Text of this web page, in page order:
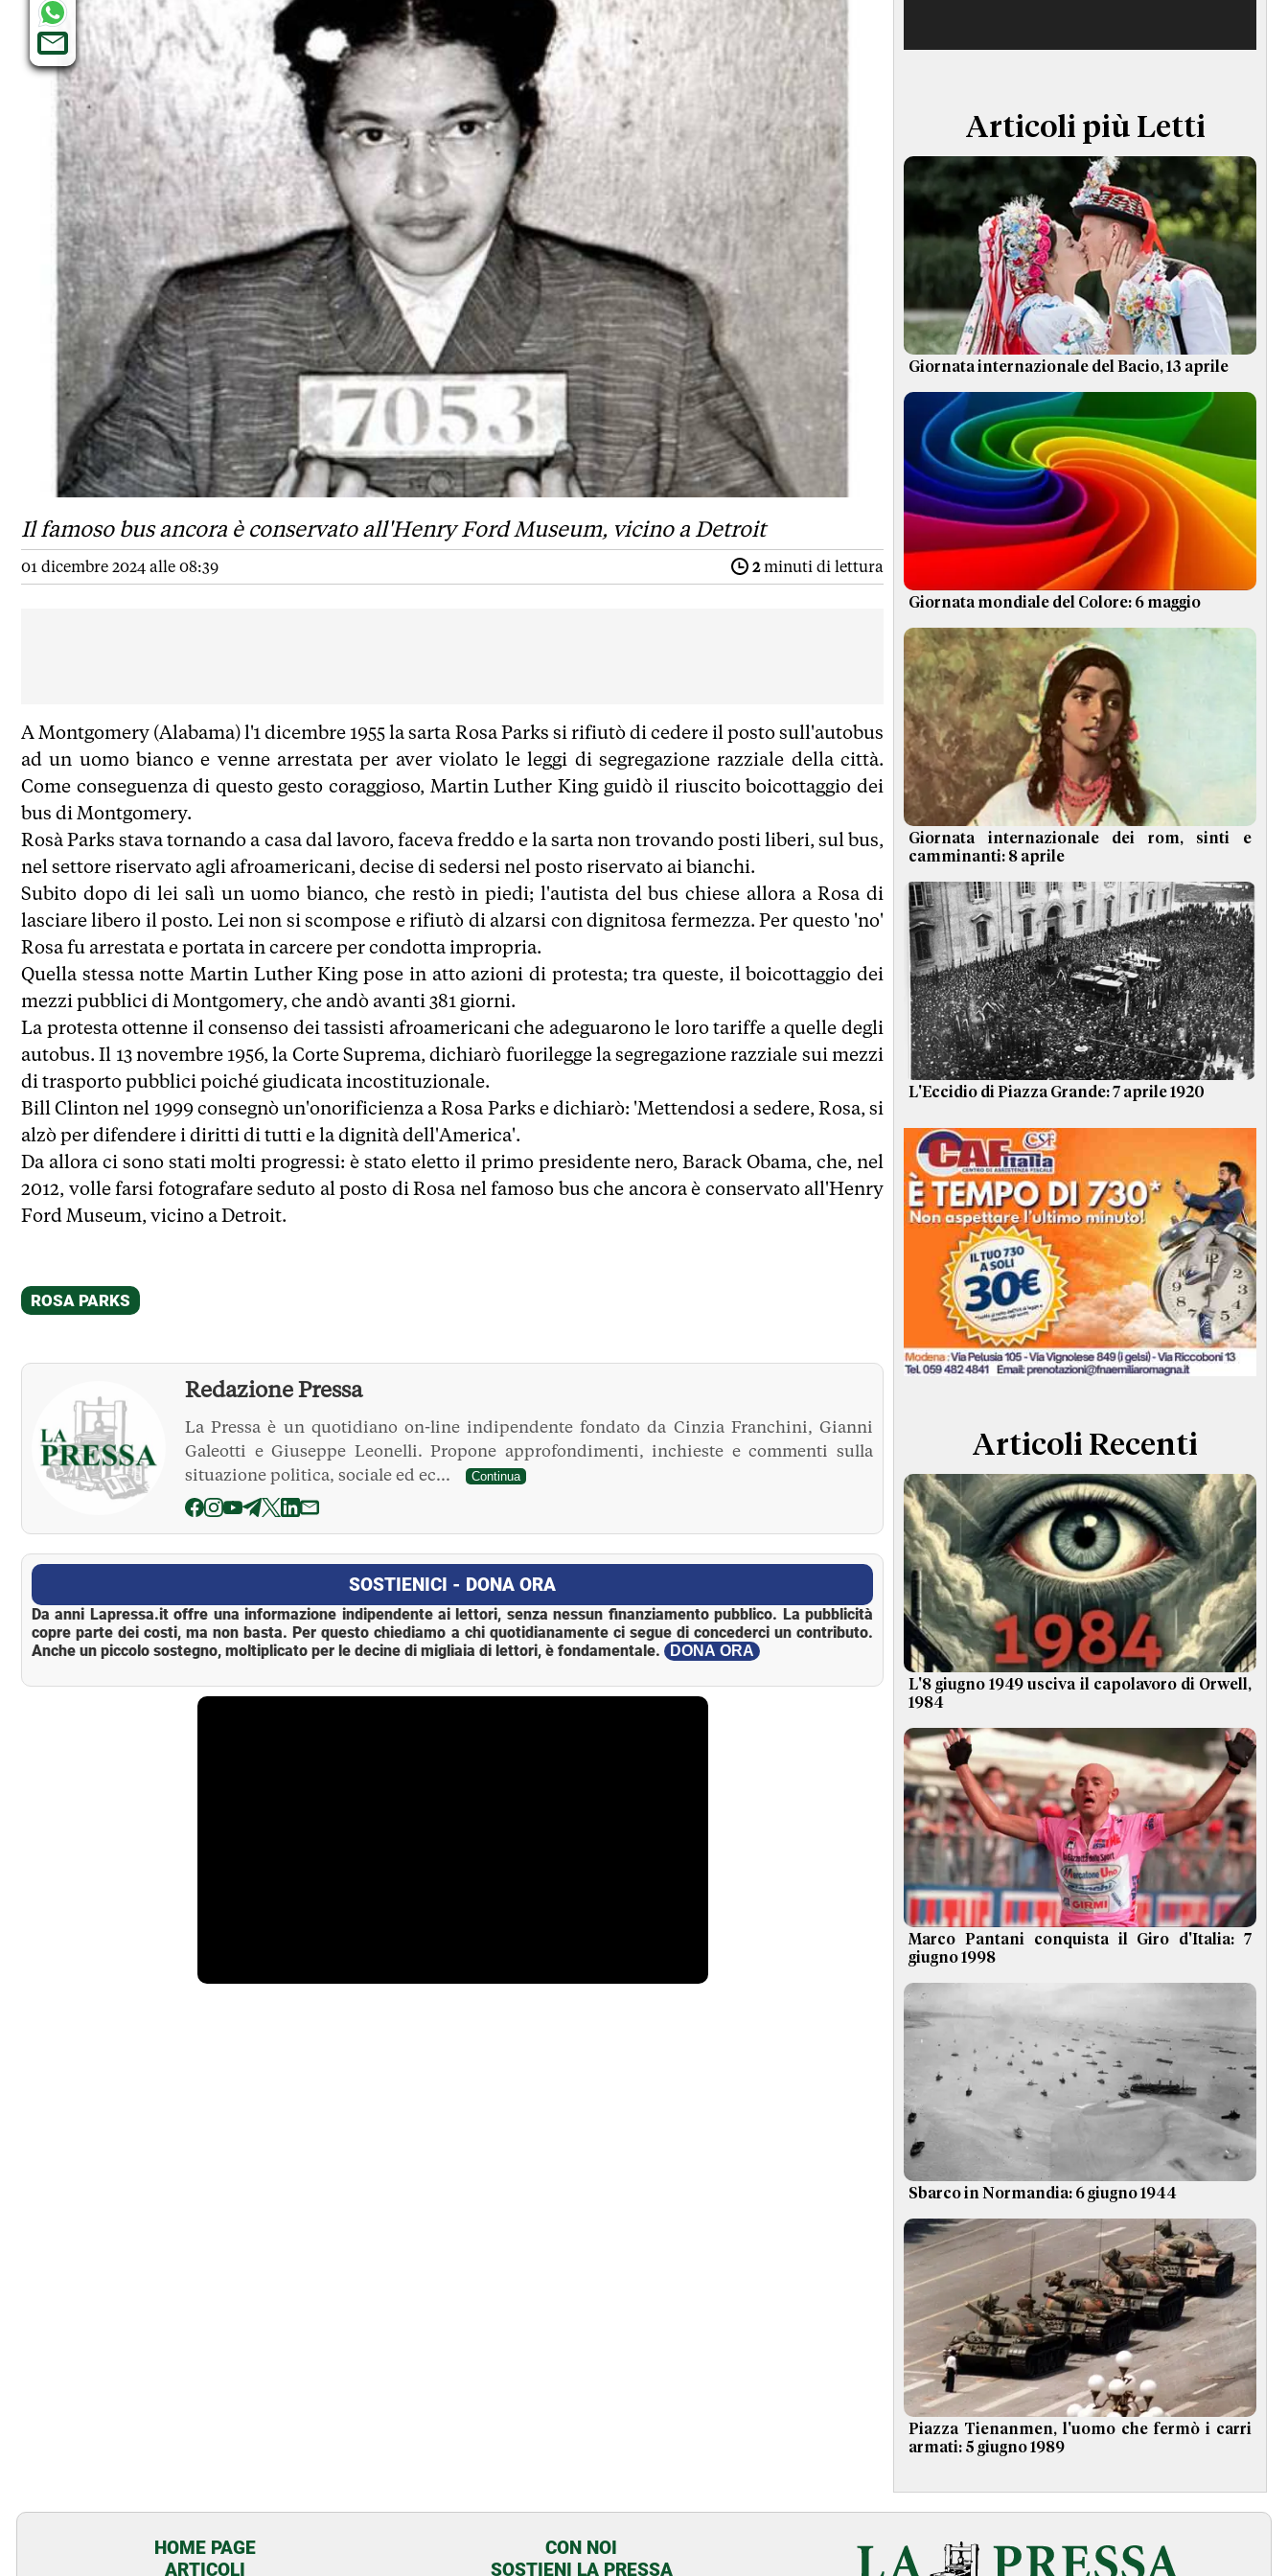
Il famoso bus ancora è conservato all'Henry Ford Museum, vicino a Detroit
01 dicembre 2024 alle 08:39 2minuti di lettura
A Montgomery (Alabama) l'1 dicembre 1955 la sarta Rosa Parks si rifiutò di cedere il posto sull'autobus
ad un uomo bianco e venne arrestata per aver violato le leggi di segregazione razziale della città.
Come conseguenza di questo gesto coraggioso, Martin Luther King guidò il riuscito boicottaggio dei
bus di Montgomery.
Rosà Parks stava tornando a casa dal lavoro, faceva freddo e la sarta non trovando posti liberi, sul bus,
nel settore riservato agli afroamericani, decise di sedersi nel posto riservato ai bianchi.
Subito dopo di lei salì un uomo bianco, che restò in piedi; l'autista del bus chiese allora a Rosa di
lasciare libero il posto. Lei non si scompose e rifiutò di alzarsi con dignitosa fermezza. Per questo 'no'
Rosa fu arrestata e portata in carcere per condotta impropria.
Quella stessa notte Martin Luther King pose in atto azioni di protesta; tra queste, il boicottaggio dei
mezzi pubblici di Montgomery, che andò avanti 381 giorni.
La protesta ottenne il consenso dei tassisti afroamericani che adeguarono le loro tariffe a quelle degli
autobus. Il 13 novembre 1956, la Corte Suprema, dichiarò fuorilegge la segregazione razziale sui mezzi
di trasporto pubblici poiché giudicata incostituzionale.
Bill Clinton nel 1999 consegnò un'onorificienza a Rosa Parks e dichiarò: 'Mettendosi a sedere, Rosa, si
alzò per difendere i diritti di tutti e la dignità dell'America'.
Da allora ci sono stati molti progressi: è stato eletto il primo presidente nero, Barack Obama, che, nel
2012, volle farsi fotografare seduto al posto di Rosa nel famoso bus che ancora è conservato all'Henry
Ford Museum, vicino a Detroit.
Redazione Pressa
La Pressa è un quotidiano on-line indipendente fondato da Cinzia Franchini, Gianni
Galeotti e Giuseppe Leonelli. Propone approfondimenti, inchieste e commenti sulla
situazione politica, sociale ed ec...
Continua
La Pressa
SOSTIENICI - DONA ORA
Da anni Lapressa.it offre una informazione indipendente ai lettori, senza nessun finanziamento pubblico. La pubblicità
copre parte dei costi, ma non basta. Per questo chiediamo a chi quotidianamente ci segue di concederci un contributo.
Anche un piccolo sostegno, moltiplicato per le decine di migliaia di lettori, è fondamentale.
DONA ORA
Articoli più Letti
Giornata internazionale del Bacio, 13 aprile
Giornata mondiale del Colore: 6 maggio
Giornata internazionale dei rom, sinti e
camminanti: 8 aprile
L'Eccidio di Piazza Grande: 7 aprile 1920
Articoli Recenti
L'8 giugno 1949 usciva il capolavoro di Orwell,
1984
Marco Pantani conquista il Giro d'Italia: 7
giugno 1998
Sbarco in Normandia: 6 giugno 1944
Piazza Tienanmen, l'uomo che fermò i carri
armati: 5 giugno 1989
HOME PAGE
ARTICOLI
CON NOI
SOSTIENI LA PRESSA